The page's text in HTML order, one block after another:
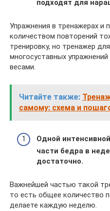
подходят для
Упражнения в тренажерах и
количеством повторений
тренировку, но тренажер
многосуставных
весами.
Читайте также:
самому: cхема и
Одной
части бедра в
достаточно.
Важнейшей частью такой
то есть общее количество
делаете каждую неделю.